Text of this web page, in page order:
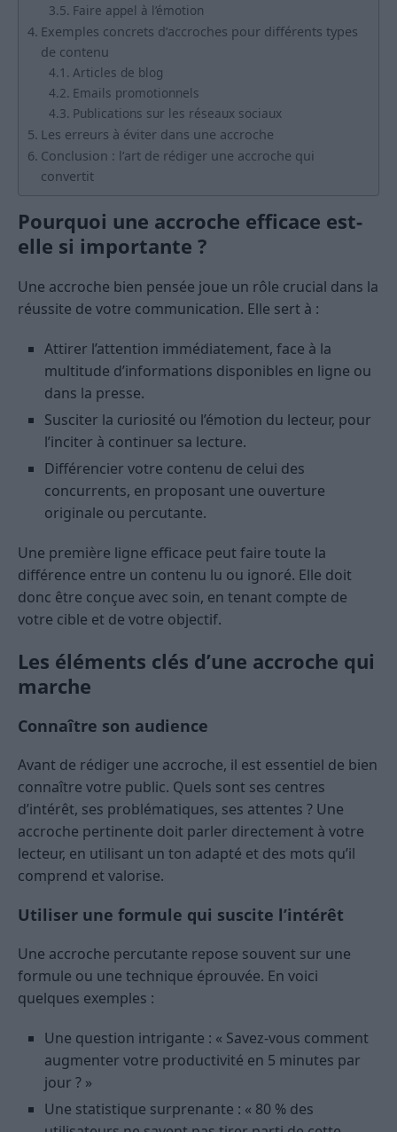
Faire appel à l’émotion
Exemples concrets d’accroches pour différents types
de contenu
Articles de blog
Emails promotionnels
Publications sur les réseaux sociaux
Les erreurs à éviter dans une accroche
Conclusion : l’art de rédiger une accroche qui
convertit
Pourquoi une accroche efficace est-
elle si importante ?
Une accroche bien pensée joue un rôle crucial dans la
réussite de votre communication. Elle sert à :
Attirer l’attention immédiatement, face à la
multitude d’informations disponibles en ligne ou
dans la presse.
Susciter la curiosité ou l’émotion du lecteur, pour
l’inciter à continuer sa lecture.
Différencier votre contenu de celui des
concurrents, en proposant une ouverture
originale ou percutante.
Une première ligne efficace peut faire toute la
différence entre un contenu lu ou ignoré. Elle doit
donc être conçue avec soin, en tenant compte de
votre cible et de votre objectif.
Les éléments clés d’une accroche qui
marche
Connaître son audience
Avant de rédiger une accroche, il est essentiel de bien
connaître votre public. Quels sont ses centres
d’intérêt, ses problématiques, ses attentes ? Une
accroche pertinente doit parler directement à votre
lecteur, en utilisant un ton adapté et des mots qu’il
comprend et valorise.
Utiliser une formule qui suscite l’intérêt
Une accroche percutante repose souvent sur une
formule ou une technique éprouvée. En voici
quelques exemples :
Une question intrigante : « Savez-vous comment
augmenter votre productivité en 5 minutes par
jour ? »
Une statistique surprenante : « 80 % des